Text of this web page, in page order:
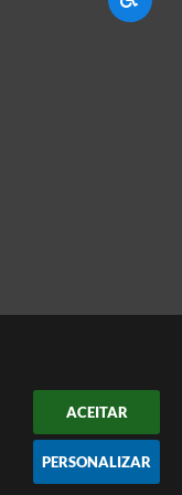
ACEITAR
PERSONALIZAR